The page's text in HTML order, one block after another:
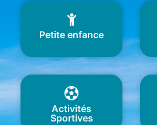
Petite enfance
Activités
Sportives